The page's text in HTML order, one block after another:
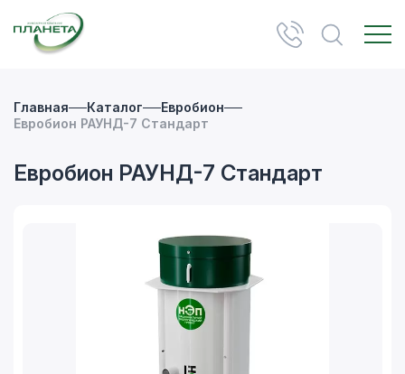
Главная Каталог
Евробион
Евробион РАУНД-7 Стандарт
Евробион РАУНД-7 Стандарт